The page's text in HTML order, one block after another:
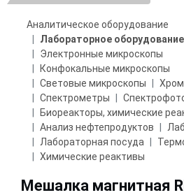
Аналитическое оборудование
Лабораторное оборудование
Электронные микроскопы
Конфокальные микроскопы
Световые микроскопы
Спектрометры
Биореакторы, химические
Анализ нефтепродуктов
Лабораторная посуда
Химические реактивы
Мешалка магнитная